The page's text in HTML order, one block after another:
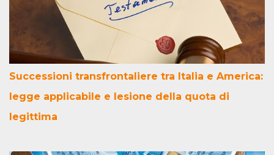
Successioni transfrontaliere tra Italia e America:
legge applicabile e lesione della quota di
legittima